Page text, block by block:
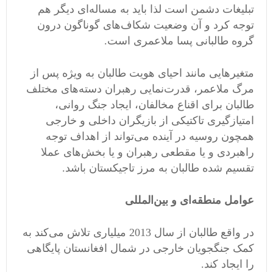
تبلیغات دشمن است لذا باید به مساله‌ای دیگر هم
توجه کرد و آن وضعیت شکاف‌های گوناگون درون
گروه طالبانی پسا ملاعمری است.
متغیرهایی مانند احیای هویت طالبان به ویژه پس از
مرگ ملاعمر، قدرت‌نمایی رهبران دسته‌های مختلف
طالبان برای اقناع مخالفان، ایجاد جنگ روانی،
امتیازگیری تاکتیکی از بازیگران داخلی و خارجی
همچون روسیه در آینده می‌تواند از اهداف توجه
راهبردی و یا مقطعی رهبران و یا بخش‌های عملا
تقسیم شده طالبان به مرز تاجیکستان باشد.
عوامل منطقه‌ای و بین‌المللی
در واقع طالبان از سال 2013 میلیاری تلاش می‌کند به
کمک جنگجویان خارجی در شمال افغانستان پایگاهی
را ایجاد کند.